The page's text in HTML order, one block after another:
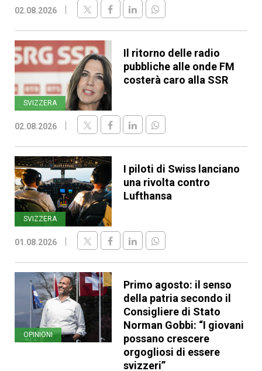
02.08.2026
SVIZZERA
Il ritorno delle radio
pubbliche alle onde FM
costerà caro alla SSR
02.08.2026
SVIZZERA
I piloti di Swiss lanciano
una rivolta contro
Lufthansa
01.08.2026
OPINIONI
Primo agosto: il senso
della patria secondo il
Consigliere di Stato
Norman Gobbi: “I giovani
possano crescere
orgogliosi di essere
svizzeri”